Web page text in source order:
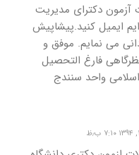
آزمون دکترای مدیریت
به بعد را برایم ایمیل کنید.پیشاپیش
می نمایم. موفق و
فارغ التحصیل
واحد سنندج